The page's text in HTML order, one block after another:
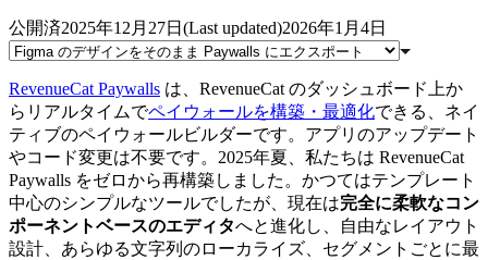
公開済2025年12月27日 (Last updated)2026年1月4日
RevenueCat Paywalls は、RevenueCat のダッシュボード上か
らリアルタイムでペイウォールを構築・最適化できる、ネイ
ティブのペイウォールビルダーです。アプリのアップデート
やコード変更は不要です。2025年夏、私たちは RevenueCat
Paywalls をゼロから再構築しました。かつてはテンプレート
中心のシンプルなツールでしたが、現在は完全に柔軟なコン
ポーネントベースのエディタへと進化し、自由なレイアウト
設計、あらゆる文字列のローカライズ、セグメントごとに最